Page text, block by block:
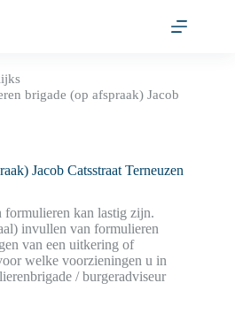
brigade (op afspraak) Jacob
Jacob Catsstraat Terneuzen
kan lastig zijn.
invullen van formulieren
van een uitkering of
welke voorzieningen u in
/ burgeradviseur